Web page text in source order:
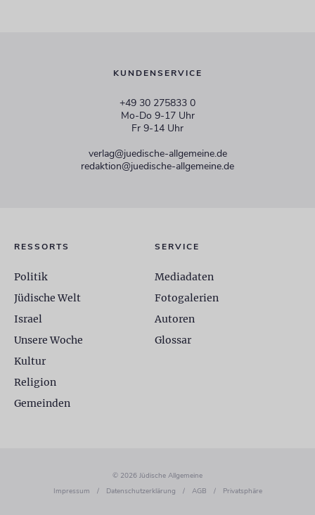
KUNDENSERVICE
+49 30 275833 0
Mo-Do 9-17 Uhr
Fr 9-14 Uhr
verlag@juedische-allgemeine.de
redaktion@juedische-allgemeine.de
RESSORTS
Politik
Jüdische Welt
Israel
Unsere Woche
Kultur
Religion
Gemeinden
SERVICE
Mediadaten
Fotogalerien
Autoren
Glossar
© 2026 Jüdische Allgemeine
Impressum
/ Datenschutzerklärung / AGB / Privatsphäre